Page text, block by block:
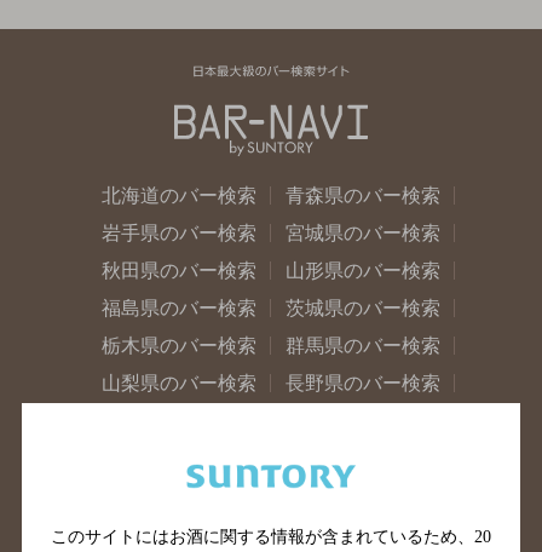
北海道のバー検索
青森県のバー検索
岩手県のバー検索
宮城県のバー検索
秋田県のバー検索
山形県のバー検索
福島県のバー検索
茨城県のバー検索
栃木県のバー検索
群馬県のバー検索
山梨県のバー検索
長野県のバー検索
埼玉県のバー検索
愛知県のバー検索
静岡県のバー検索
三重県のバー検索
このサイトにはお酒に関する情報が含まれているため、 20